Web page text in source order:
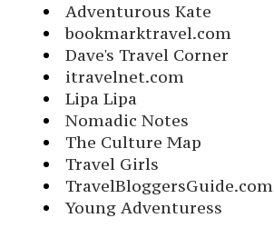
Adventurous Kate
bookmarktravel.com
Dave's Travel Corner
itravelnet.com
Lipa Lipa
Nomadic Notes
The Culture Map
Travel Girls
TravelBloggersGuide.com
Young Adventuress